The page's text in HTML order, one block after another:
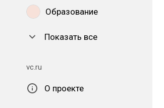
Образование
Показать все
vc.ru
О проекте